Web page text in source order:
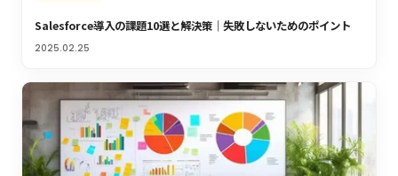
Salesforce導入の課題10選と解決策｜失敗しないためのポイント
2025.02.25